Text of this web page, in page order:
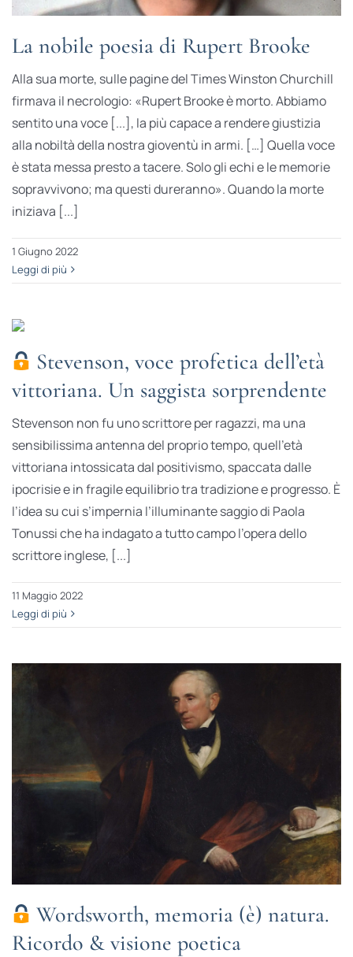
La nobile poesia di Rupert Brooke
Alla sua morte, sulle pagine del Times Winston Churchill
firmava il necrologio: «Rupert Brooke è morto. Abbiamo
sentito una voce [...], la più capace a rendere giustizia
alla nobiltà della nostra gioventù in armi. […] Quella voce
è stata messa presto a tacere. Solo gli echi e le memorie
sopravvivono; ma questi dureranno». Quando la morte
iniziava [...]
1 Giugno 2022
Leggi di più
Stevenson, voce profetica dell’età
vittoriana. Un saggista sorprendente
Stevenson non fu uno scrittore per ragazzi, ma una
sensibilissima antenna del proprio tempo, quell’età
vittoriana intossicata dal positivismo, spaccata dalle
ipocrisie e in fragile equilibrio tra tradizione e progresso. È
l’idea su cui s’impernia l’illuminante saggio di Paola
Tonussi che ha indagato a tutto campo l’opera dello
scrittore inglese, [...]
11 Maggio 2022
Leggi di più
Wordsworth, memoria (è) natura.
Ricordo & visione poetica